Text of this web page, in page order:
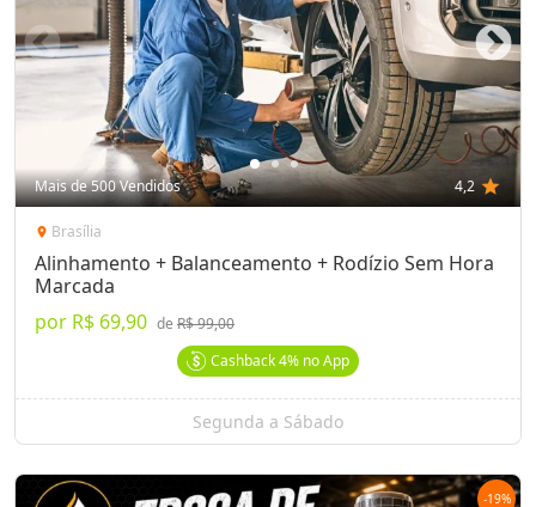
Mais de 500 Vendidos 4,2 star
location_on Brasília
Alinhamento + Balanceamento + Rodízio Sem Hora
Marcada
por R$ 69,90 de R$ 99,00
Cashback4% no App
Segunda a Sábado
-19%